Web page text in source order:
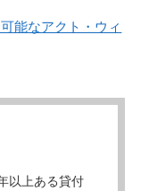
能なアクト・ウィ
以上ある貸付